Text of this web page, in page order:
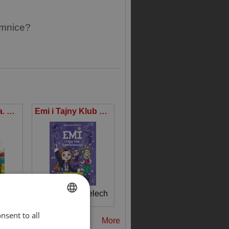
Dookoła świata. Szwecja. Emi i Tajny Klub Superdziewczyn Emi i Tajny Klub Superdziewczyn 9 Hokus-Pokus
Agnieszka Mielech
More
to all